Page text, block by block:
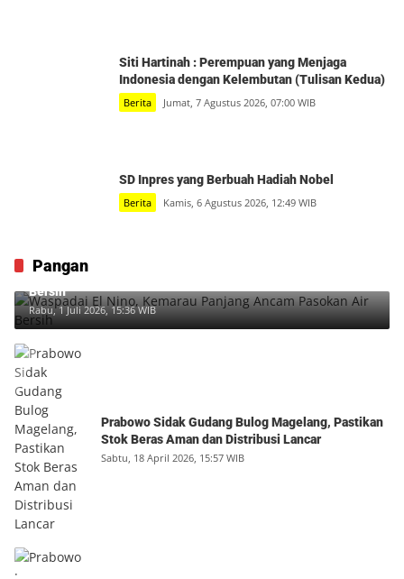
Siti Hartinah : Perempuan yang Menjaga
Indonesia dengan Kelembutan (Tulisan Kedua)
Berita Jumat, 7 Agustus 2026, 07:00 WIB
SD Inpres yang Berbuah Hadiah Nobel
Berita Kamis, 6 Agustus 2026, 12:49 WIB
Pangan
Waspadai El Nino, Kemarau Panjang Ancam Pasokan Air
Bersih
Rabu, 1 Juli 2026, 15:36 WIB
Prabowo Sidak Gudang Bulog Magelang, Pastikan
Stok Beras Aman dan Distribusi Lancar
Sabtu, 18 April 2026, 15:57 WIB